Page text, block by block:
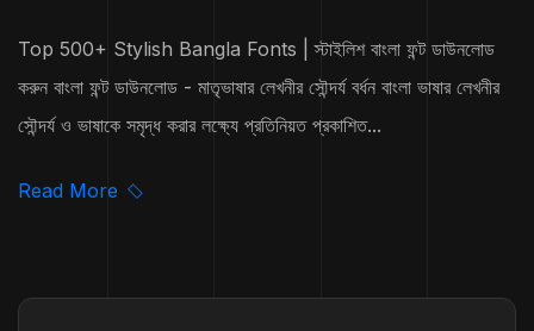
Top 500+ Stylish Bangla Fonts | স্টাইলিশ বাংলা ফন্ট ডাউনলোড
করুন বাংলা ফন্ট ডাউনলোড - মাতৃভাষার লেখনীর সৌন্দর্য বর্ধন বাংলা ভাষার লেখনীর
সৌন্দর্য ও ভাষাকে সমৃদ্ধ করার লক্ষ্যে প্রতিনিয়ত প্রকাশিত...
Read More